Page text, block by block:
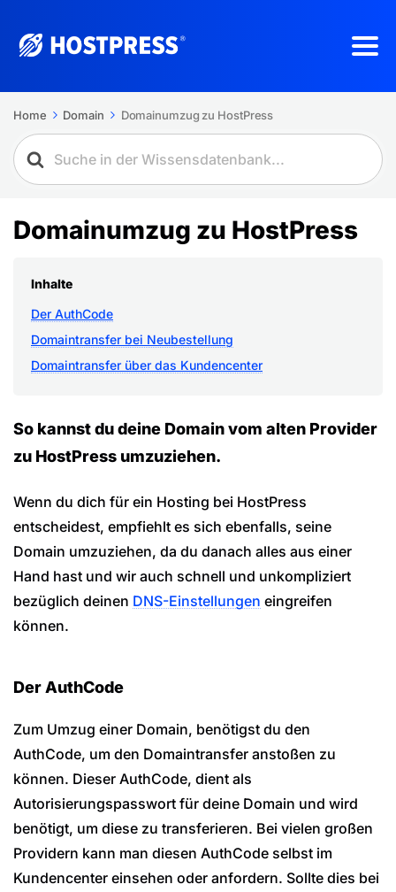
Home Domain Domainumzug zu HostPress
Domainumzug zu HostPress
Inhalte
Der AuthCode
Domaintransfer bei Neubestellung
Domaintransfer über das Kundencenter
So kannst du deine Domain vom alten Provider
zu HostPress umzuziehen.
Wenn du dich für ein Hosting bei HostPress
entscheidest, empfiehlt es sich ebenfalls, seine
Domain umzuziehen, da du danach alles aus einer
Hand hast und wir auch schnell und unkompliziert
bezüglich deinen DNS-Einstellungen eingreifen
können.
Der AuthCode
Zum Umzug einer Domain, benötigst du den
AuthCode, um den Domaintransfer anstoßen zu
können. Dieser AuthCode, dient als
Autorisierungspasswort für deine Domain und wird
benötigt, um diese zu transferieren. Bei vielen großen
Providern kann man diesen AuthCode selbst im
Kundencenter einsehen oder anfordern. Sollte dies bei